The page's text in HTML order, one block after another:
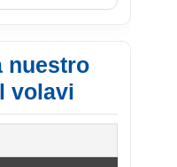
nuestro
volavi